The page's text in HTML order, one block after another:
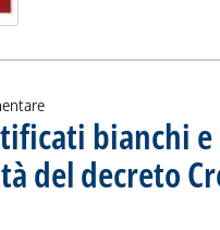
bianchi
del decreto